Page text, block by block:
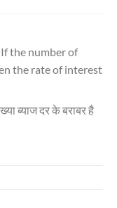
the number of
the rate of interest
ब्याज दर के बराबर है